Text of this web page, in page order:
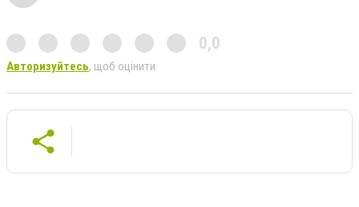
0,0
Авторизуйтесь, щоб оцінити